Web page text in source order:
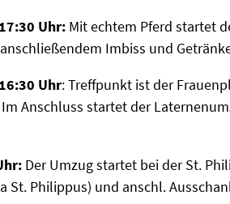
Uhr: Mit echtem Pferd startet
Imbiss und
Uhr: Treffpunkt ist der
Anschluss startet der
Der Umzug startet bei der St.
St. Philippus) und anschl.